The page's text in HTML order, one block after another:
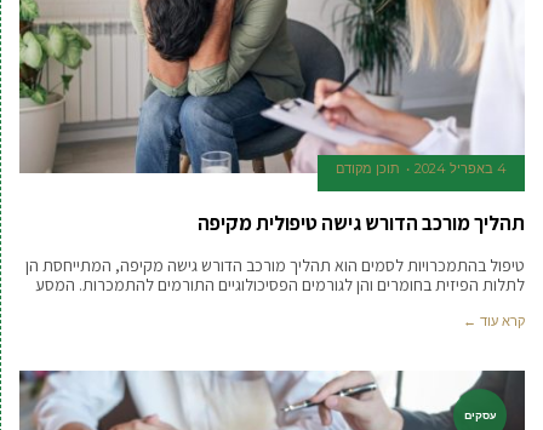
4 באפריל 2024 תוכן מקודם
תהליך מורכב הדורש גישה טיפולית מקיפה
טיפול בהתמכרויות לסמים הוא תהליך מורכב הדורש גישה מקיפה, המתייחסת הן
לתלות הפיזית בחומרים והן לגורמים הפסיכולוגיים התורמים להתמכרות. המסע
קרא עוד ←
עסקים